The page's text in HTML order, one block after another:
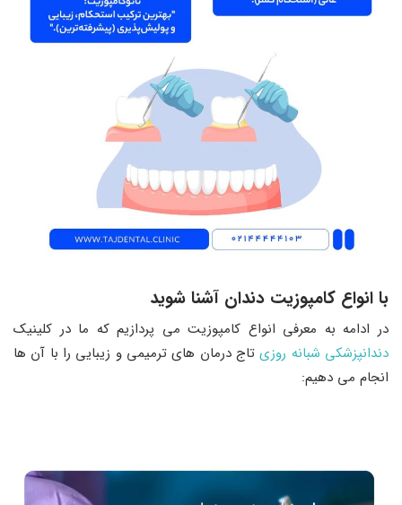
با انواع کامپوزیت دندان آشنا شوید
در ادامه به معرفی انواع کامپوزیت می پردازیم که ما در کلینیک
دندانپزشکی شبانه روزیتاج درمان های ترمیمی و زیبایی را با آن ها
انجام می دهیم: